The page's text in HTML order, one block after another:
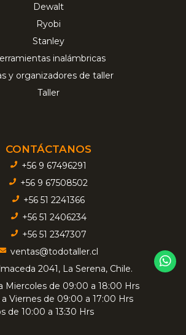
Dewalt
Ryobi
Stanley
inalámbricas
y organizadores de taller
Taller
CONTÁCTANOS
+56 9 67496291
+56 9 67508502
+56 51 2241366
+56 51 2406234
+56 51 2347307
ventas@todotaller.cl
2041, La Serena, Chile.
Miercoles de 09:00 a 18:00 Hrs
Viernes de 09:00 a 17:00 Hrs
de 10:00 a 13:30 Hrs